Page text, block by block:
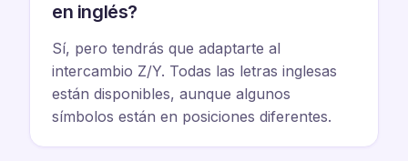
en inglés?
Sí, pero tendrás que adaptarte al
intercambio Z/Y. Todas las letras inglesas
están disponibles, aunque algunos
símbolos están en posiciones diferentes.